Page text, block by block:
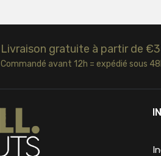
Livraison gratuite à partir de
Commandé avant 12h = expédié sous